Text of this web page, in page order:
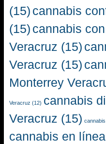
(15) cannabis
(15) cannabis
Veracruz (15)
Veracruz (15)
Monterrey
Veracruz (12) cannabis
Veracruz (15)
cannabis en